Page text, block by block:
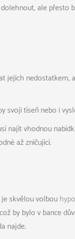
ale
jejich nedostatkem,
svoji tíseň nebo i
najít vhodnou
až zničující.
skvělou volbou
by bylo v bance
najde.